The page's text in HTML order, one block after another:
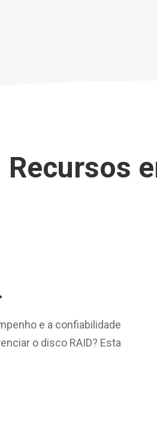
Recursos
e a confiabilidade
o disco RAID? Esta